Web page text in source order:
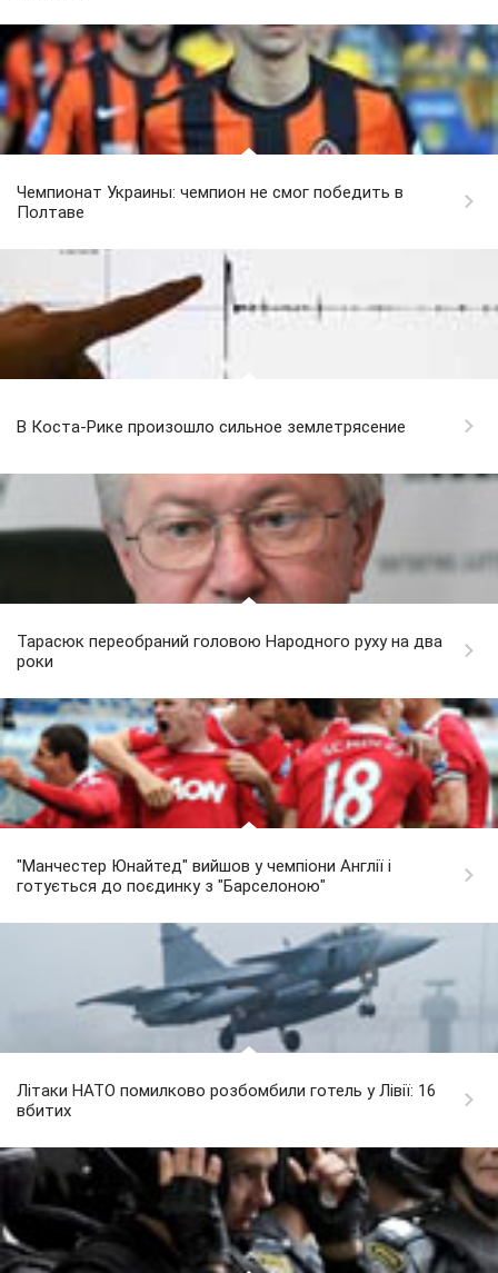
Чемпионат Украины: чемпион не смог победить в
Полтаве
В Коста-Рике произошло сильное землетрясение
Тарасюк переобраний головою Народного руху на два
роки
"Манчестер Юнайтед" вийшов у чемпіони Англії і
готується до поєдинку з "Барселоною"
Літаки НАТО помилково розбомбили готель у Лівії: 16
вбитих